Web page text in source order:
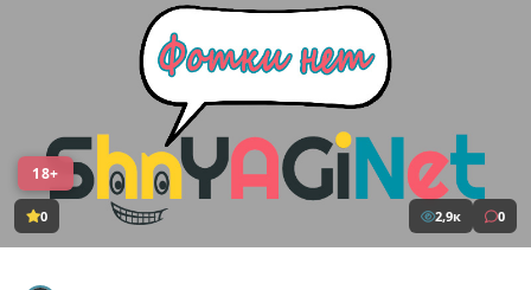
18+
0 2,9к 0